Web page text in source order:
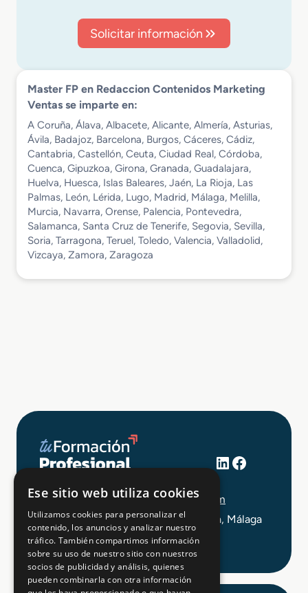
Solicitar información
Master FP en Redaccion Contenidos Marketing
Ventas se imparte en:
A Coruña, Álava, Albacete, Alicante, Almería, Asturias,
Ávila, Badajoz, Barcelona, Burgos, Cáceres, Cádiz,
Cantabria, Castellón, Ceuta, Ciudad Real, Córdoba,
Cuenca, Gipuzkoa, Girona, Granada, Guadalajara,
Huelva, Huesca, Islas Baleares, Jaén, La Rioja, Las
Palmas, León, Lérida, Lugo, Madrid, Málaga, Melilla,
Murcia, Navarra, Orense, Palencia, Pontevedra,
Salamanca, Santa Cruz de Tenerife, Segovia, Sevilla,
Soria, Tarragona, Teruel, Toledo, Valencia, Valladolid,
Vizcaya, Zamora, Zaragoza
LinkedIn
Facebook
info@tuformacionprofesional.com
C/ Alameda Principal 21, 2ª Planta, Málaga
Ese sitio web utiliza cookies
Utilizamos cookies para personalizar el
contenido, los anuncios y analizar nuestro
tráfico. También compartimos información
sobre su uso de nuestro sitio con nuestros
socios de publicidad y análisis, quienes
pueden combinarla con otra información